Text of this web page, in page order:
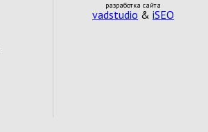
разработка сайта
vadstudio & iSEO